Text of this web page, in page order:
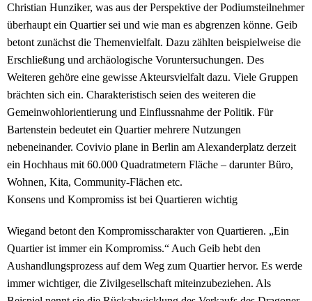
Christian Hunziker, was aus der Perspektive der Podiumsteilnehmer
überhaupt ein Quartier sei und wie man es abgrenzen könne. Geib
betont zunächst die Themenvielfalt. Dazu zählten beispielweise die
Erschließung und archäologische Voruntersuchungen. Des
Weiteren gehöre eine gewisse Akteursvielfalt dazu. Viele Gruppen
brächten sich ein. Charakteristisch seien des weiteren die
Gemeinwohlorientierung und Einflussnahme der Politik. Für
Bartenstein bedeutet ein Quartier mehrere Nutzungen
nebeneinander. Covivio plane in Berlin am Alexanderplatz derzeit
ein Hochhaus mit 60.000 Quadratmetern Fläche – darunter Büro,
Wohnen, Kita, Community-Flächen etc.
Konsens und Kompromiss ist bei Quartieren wichtig
Wiegand betont den Kompromisscharakter von Quartieren. „Ein
Quartier ist immer ein Kompromiss.“ Auch Geib hebt den
Aushandlungsprozess auf dem Weg zum Quartier hervor. Es werde
immer wichtiger, die Zivilgesellschaft miteinzubeziehen. Als